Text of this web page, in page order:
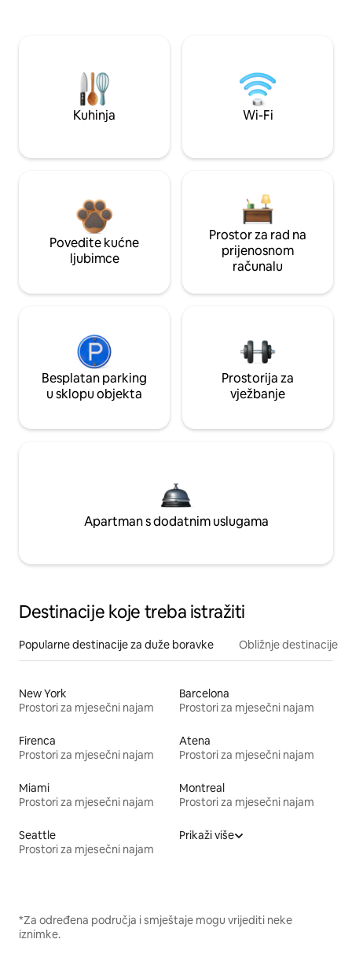
Kuhinja Wi-Fi
Povedite kućne
ljubimce
Prostor za rad na
prijenosnom
računalu
Besplatan parking
u sklopu objekta
Prostorija za
vježbanje
Apartman s dodatnim uslugama
Destinacije koje treba istražiti
Popularne destinacije za duže boravke Obližnje destinacije
New York
Prostori za mjesečni najam
Barcelona
Prostori za mjesečni najam
Firenca
Prostori za mjesečni najam
Atena
Prostori za mjesečni najam
Miami
Prostori za mjesečni najam
Montreal
Prostori za mjesečni najam
Seattle
Prostori za mjesečni najam
Prikaži više
*Za određena područja i smještaje mogu vrijediti neke
iznimke.